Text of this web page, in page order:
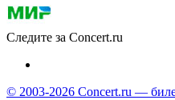
Следите за Concert.ru
© 2003-2026 Concert.ru —